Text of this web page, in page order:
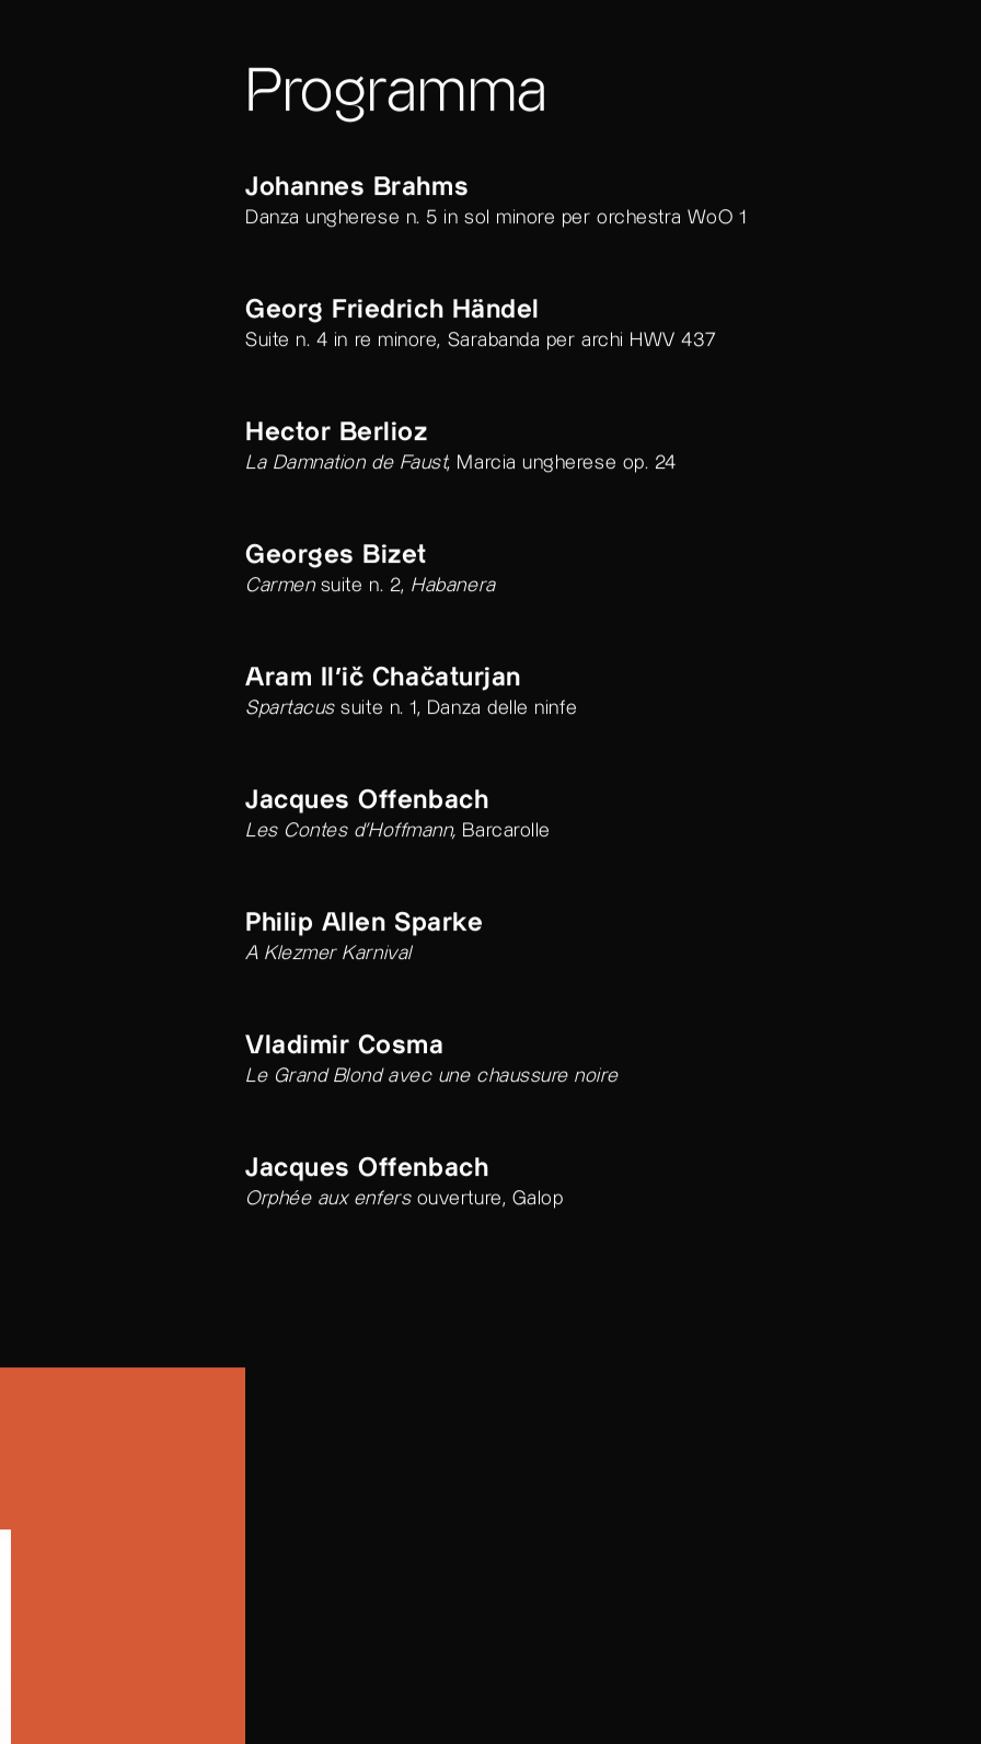
Programma
Johannes Brahms
Danza ungherese n. 5 in sol minore per orchestra WoO 1
Georg Friedrich Händel
Suite n. 4 in re minore, Sarabanda per archi HWV 437
Hector Berlioz
La Damnation de Faust, Marcia ungherese op. 24
Georges Bizet
Carmensuite n. 2, Habanera
Aram Il'ič Chačaturjan
Spartacussuite n. 1, Danza delle ninfe
Jacques Offenbach
Les Contes d’Hoffmann, Barcarolle
Philip Allen Sparke
A Klezmer Karnival
Vladimir Cosma
Le Grand Blond avec une chaussure noire
Jacques Offenbach
Orphée aux enfers ouverture, Galop